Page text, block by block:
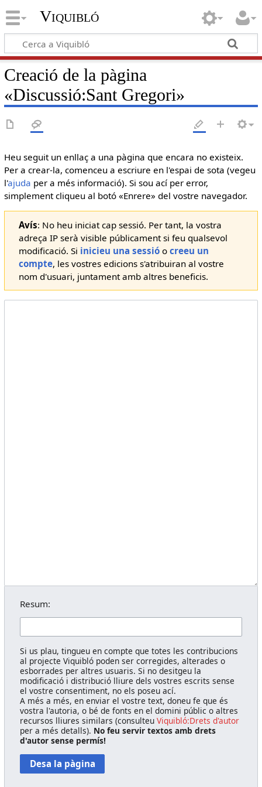
Viquibló
Creació de la pàgina
«Discussió:Sant Gregori»
Heu seguit un enllaç a una pàgina que encara no existeix.
Per a crear-la, comenceu a escriure en l'espai de sota (vegeu
l'ajuda per a més informació). Si sou ací per error,
simplement cliqueu al botó «Enrere» del vostre navegador.
Avís: No heu iniciat cap sessió. Per tant, la vostra
adreça IP serà visible públicament si feu qualsevol
modificació. Si inicieu una sessióo creeu un
compte, les vostres edicions s'atribuiran al vostre
nom d'usuari, juntament amb altres beneficis.
Resum:
Si us plau, tingueu en compte que totes les contribucions
al projecte Viquibló poden ser corregides, alterades o
esborrades per altres usuaris. Si no desitgeu la
modificació i distribució lliure dels vostres escrits sense
el vostre consentiment, no els poseu ací.
A més a més, en enviar el vostre text, doneu fe que és
vostra l'autoria, o bé de fonts en el domini públic o altres
recursos lliures similars (consulteuViquibló:Drets d'autor
per a més detalls). No feu servir textos amb drets
d'autor sense permís!